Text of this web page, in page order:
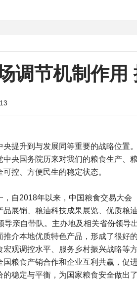
调节机制作用
提升到与发展同等重要的战略位置
央国务院历来对我们的粮食生产、
控、方便民生的稳定状态。
自2018年以来，中国粮食交易大
展销、粮油科技成果展览、优质粮
亲自带队。主办地及相关省份领
介本地优质特色产品，形成了很好
观调控水平、服务乡村振兴战略等
粮食产销合作和企业互利共赢，促
稳定与平衡，为国家粮食安全做出